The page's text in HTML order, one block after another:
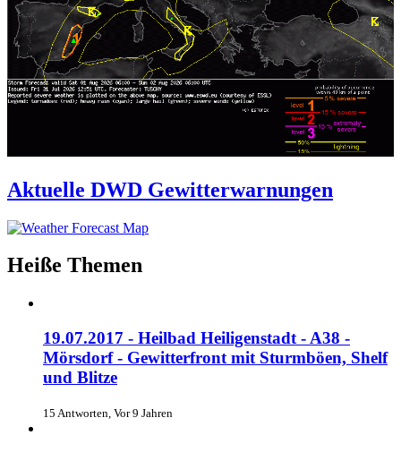
Aktuelle DWD Gewitterwarnungen
Heiße Themen
19.07.2017 - Heilbad Heiligenstadt - A38 -
Mörsdorf - Gewitterfront mit Sturmböen, Shelf
und Blitze
15 Antworten, Vor 9 Jahren